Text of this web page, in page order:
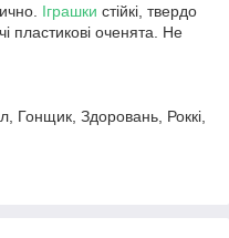
Іграшки стійкі, твердо
пластикові оченята. Не
Гонщик, Здоровань, Роккі,